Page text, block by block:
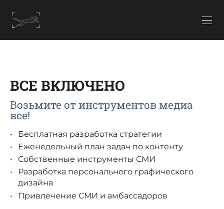
ВСЕ ВКЛЮЧЕНО
Возьмите от инструментов медиа
все!
Бесплатная разработка стратегии
Еженедельный план задач по контенту
Собственные инструменты СМИ
Разработка персонального графического
дизайна
Привлечение СМИ и амбассадоров